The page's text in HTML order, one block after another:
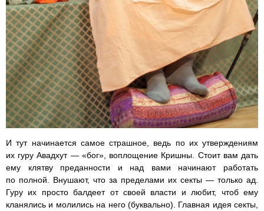
И тут начинается самое страшное, ведь по их утверждениям
их гуру Авадхут — «бог», воплощение Кришны. Стоит вам дать
ему клятву преданности и над вами начинают работать
по полной. Внушают, что за пределами их секты — только ад.
Гуру их просто балдеет от своей власти и любит, чтоб ему
кланялись и молились на него (буквально). Главная идея секты,